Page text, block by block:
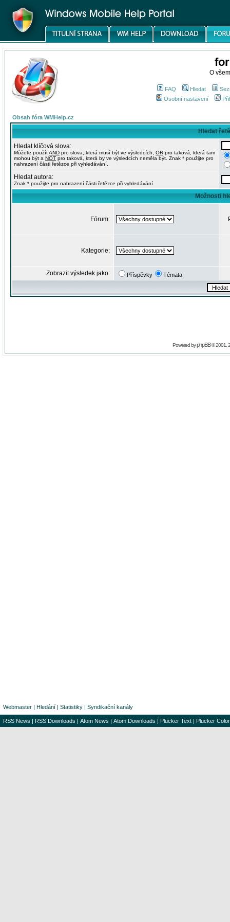
O
FAQ Hledat
Osobní nastavení
Obsah fóra WMHelp.cz
Hledat
Hledat klíčová slova:
Můžete použítAND pro slova, která musí být ve výsledcích, OR pro taková, která tam
mohou být a NOT pro taková, která by ve výsledcích neměla být. Znak * použijte pro
nahrazení části řetězce při vyhledávání.
Hledat autora:
Znak * použijte pro nahrazení části řetězce při vyhledávání
Možnosti
Fórum:
Kategorie:
Zobrazit výsledek jako: Příspěvky Témata
Powered byphpBB© 2001,
Webmaster | Hledání | Statistiky | Syndikační kanály
RSS News | RSS Downloads | Atom News | Atom Downloads | Plucker Text | Plucker Color